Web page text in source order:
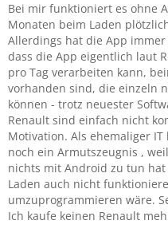
Bei mir funktioniert es ohne
Monaten beim Laden
Allerdings hat die App
dass die App eigentlich laut
pro Tag verarbeiten kann,
vorhanden sind, die einzeln
können - trotz neuester
Renault sind einfach nicht
Motivation. Als ehemaliger
noch ein Armutszeugnis ,
nichts mit Android zu tun
Laden auch nicht
umzuprogrammieren wäre.
Ich kaufe keinen Renault